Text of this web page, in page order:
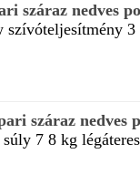
száraz nedves
szívóteljesítmény
száraz nedves
7 8 kg